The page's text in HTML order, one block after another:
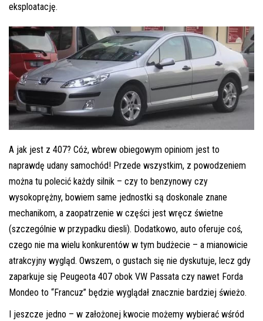
eksploatację.
A jak jest z 407? Cóż, wbrew obiegowym opiniom jest to
naprawdę udany samochód! Przede wszystkim, z powodzeniem
można tu polecić każdy silnik – czy to benzynowy czy
wysokoprężny, bowiem same jednostki są doskonale znane
mechanikom, a zaopatrzenie w części jest wręcz świetne
(szczególnie w przypadku diesli). Dodatkowo, auto oferuje coś,
czego nie ma wielu konkurentów w tym budżecie – a mianowicie
atrakcyjny wygląd. Owszem, o gustach się nie dyskutuje, lecz gdy
zaparkuje się Peugeota 407 obok VW Passata czy nawet Forda
Mondeo to “Francuz” będzie wyglądał znacznie bardziej świeżo.
I jeszcze jedno – w założonej kwocie możemy wybierać wśród